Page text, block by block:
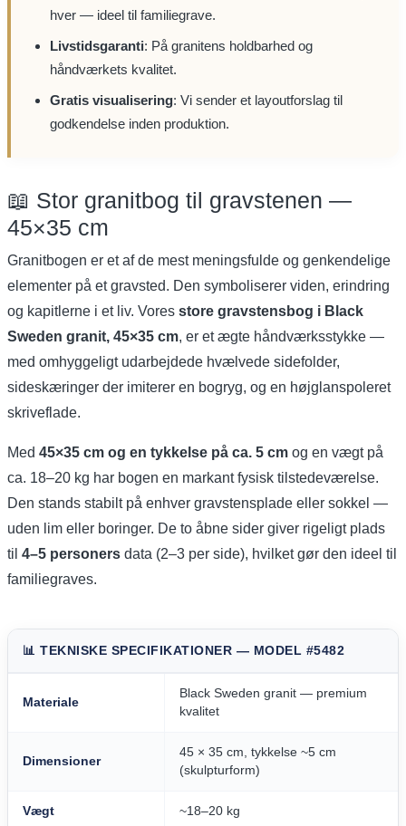
hver — ideel til familiegrave.
Livstidsgaranti: På granitens holdbarhed og
håndværkets kvalitet.
Gratis visualisering: Vi sender et layoutforslag til
godkendelse inden produktion.
📖 Stor granitbog til gravstenen —
45×35 cm
Granitbogen er et af de mest meningsfulde og genkendelige
elementer på et gravsted. Den symboliserer viden, erindring
og kapitlerne i et liv. Vores store gravstensbog i Black
Sweden granit, 45×35 cm, er et ægte håndværksstykke —
med omhyggeligt udarbejdede hvælvede sidefolder,
sideskæringer der imiterer en bogryg, og en højglanspoleret
skriveflade.
Med 45×35 cm og en tykkelse på ca. 5 cm og en vægt på
ca. 18–20 kg har bogen en markant fysisk tilstedeværelse.
Den stands stabilt på enhver gravstensplade eller sokkel —
uden lim eller boringer. De to åbne sider giver rigeligt plads
til 4–5 personers data (2–3 per side), hvilket gør den ideel til
familiegraves.
📊 TEKNISKE SPECIFIKATIONER — MODEL #5482
Materiale
Black Sweden granit — premium
kvalitet
Dimensioner
45 × 35 cm, tykkelse ~5 cm
(skulpturform)
Vægt ~18–20 kg